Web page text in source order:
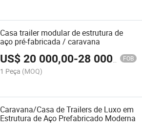
Casa trailer modular de estrutura de
aço pré-fabricada / caravana
US$20 000,00-28 000,00 FOB
1 Peça (MOQ)
Caravana/Casa de Trailers de Luxo em
Estrutura de Aço Prefabricado Moderna